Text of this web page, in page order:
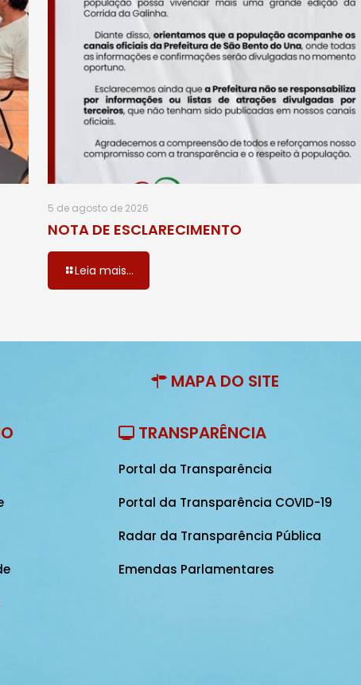
5 de agosto de 2026
NOTA DE ESCLARECIMENTO
Leia mais...
MAPA DO SITE
TRANSPARÊNCIA
Portal da Transparência
Portal da Transparência COVID-19
Radar da Transparência Pública
Emendas Parlamentares